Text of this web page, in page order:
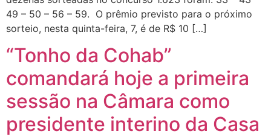
49 – 50 – 56 – 59. O prêmio previsto para o próximo
sorteio, nesta quinta-feira, 7, é de R$ 10 […]
“Tonho da Cohab”
comandará hoje a primeira
sessão na Câmara como
presidente interino da Casa